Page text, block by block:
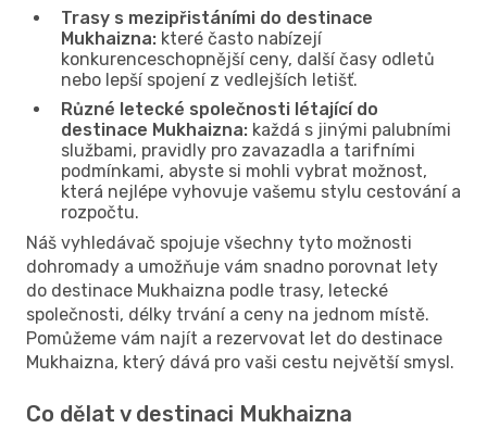
Trasy s mezipřistáními do destinace
Mukhaizna: které často nabízejí
konkurenceschopnější ceny, další časy odletů
nebo lepší spojení z vedlejších letišť.
Různé letecké společnosti létající do
destinace Mukhaizna: každá s jinými palubními
službami, pravidly pro zavazadla a tarifními
podmínkami, abyste si mohli vybrat možnost,
která nejlépe vyhovuje vašemu stylu cestování a
rozpočtu.
Náš vyhledávač spojuje všechny tyto možnosti
dohromady a umožňuje vám snadno porovnat lety
do destinace Mukhaizna podle trasy, letecké
společnosti, délky trvání a ceny na jednom místě.
Pomůžeme vám najít a rezervovat let do destinace
Mukhaizna, který dává pro vaši cestu největší smysl.
Co dělat v destinaci Mukhaizna